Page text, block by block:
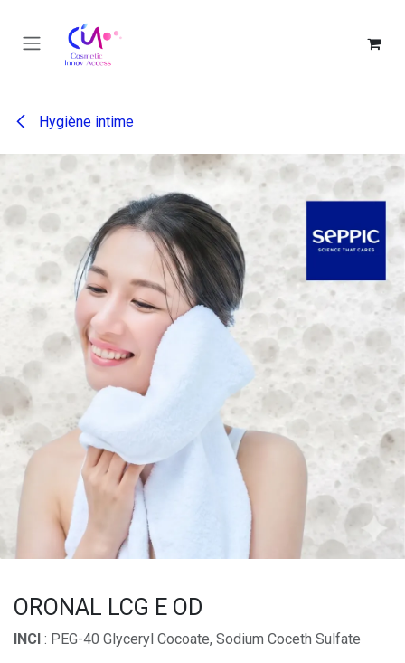
Hygiène intime
ORONAL LCG E OD
INCI : PEG-40 Glyceryl Cocoate, Sodium Coceth Sulfate